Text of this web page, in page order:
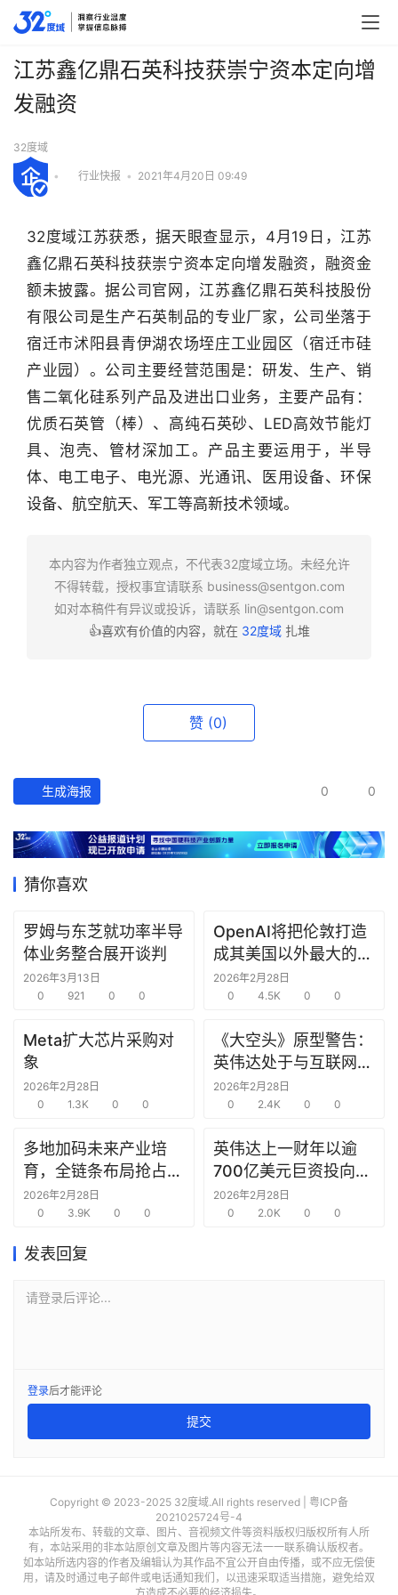
行
业
快
报
数
据
研
报
告
之
窗
链
合
圈
江苏鑫亿鼎石英科技获崇宁资本定向增
发融资
32度域
• 行业快报 • 2021年4月20日 09:49
32度域江苏获悉，据天眼查显示，4月19日，江苏
鑫亿鼎石英科技获崇宁资本定向增发融资，融资金
额未披露。据公司官网，江苏鑫亿鼎石英科技股份
有限公司是生产石英制品的专业厂家，公司坐落于
宿迁市沭阳县青伊湖农场垤庄工业园区（宿迁市硅
产业园）。公司主要经营范围是：研发、生产、销
售二氧化硅系列产品及进出口业务，主要产品有：
优质石英管（棒）、高纯石英砂、LED高效节能灯
具、泡壳、管材深加工。产品主要运用于，半导
体、电工电子、电光源、光通讯、医用设备、环保
设备、航空航天、军工等高新技术领域。
本内容为作者独立观点，不代表32度域立场。未经允许
不得转载，授权事宜请联系 business@sentgon.com
如对本稿件有异议或投诉，请联系 lin@sentgon.com
👍喜欢有价值的内容，就在 32度域扎堆
赞 (0)
生成海报 0 0
猜你喜欢
罗姆与东芝就功率半导
体业务整合展开谈判
2026年3月13日
0
921 0 0
OpenAI将把伦敦打造
成其美国以外最大的研
究中心
2026年2月28日
0
4.5K 0 0
Meta扩大芯片采购对
象
2026年2月28日
0
1.3K 0 0
《大空头》原型警告：
英伟达处于与互联网泡
沫时期思科同样的“危
险境地”
2026年2月28日
0
2.4K 0 0
多地加码未来产业培
育，全链条布局抢占新
赛道先机
2026年2月28日
0
3.9K 0 0
英伟达上一财年以逾
700亿美元巨资投向合
作方，竭力巩固AI芯片
需求
2026年2月28日
0
2.0K 0 0
发表回复
请登录后评论...
登录后才能评论
提交
Copyright © 2023-2025 32度域.All rights reserved | 粤ICP备
2021025724号-4
本站所发布、转载的文章、图片、音视频文件等资料版权归版权所有人所
有，本站采用的非本站原创文章及图片等内容无法一一联系确认版权者。
如本站所选内容的作者及编辑认为其作品不宜公开自由传播，或不应无偿使
用，请及时通过电子邮件或电话通知我们，以迅速采取适当措施，避免给双